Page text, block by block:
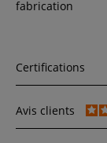
fabrication
Certifications
Avis clients